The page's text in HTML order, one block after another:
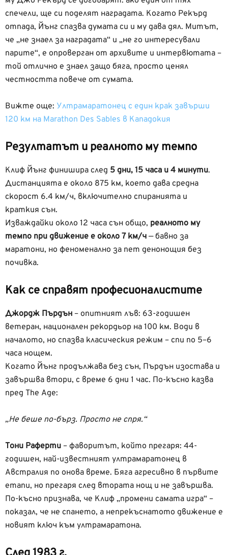
спечели, ще си поделят наградата. Когато Рекърд
отпада, Йънг спазва думата си и му дава дял. Митът,
че „не знаел за наградата“ и „не го интересували
парите“, е опроверган от архивите и интервютата –
той отлично е знаел защо бяга, просто ценял
честността повече от сумата.
Вижте още: Ултрамаратонец с един крак завърши
120 км на Marathon Des Sables в Кападокия
Резултатът и реалното му темпо
Клиф Йънг финишира след 5 дни, 15 часа и 4 минути.
Дистанцията е около 875 км, което дава средна
скорост 6.4 км/ч, включително спиранията и
краткия сън.
Изваждайки около 12 часа сън общо, реалното му
темпо при движение е около 7 км/ч — бавно за
маратони, но феноменално за пет денонощия без
почивка.
Как се справят професионалистите
Джордж Пърдън – опитният лъв: 63-годишен
ветеран, национален рекордьор на 100 км. Води в
началото, но спазва класическия режим – спи по 5–6
часа нощем.
Когато Йънг продължава без сън, Пърдън изостава и
завършва втори, с време 6 дни 1 час. По-късно казва
пред The Age:
„Не беше по-бърз. Просто не спря.“
Тони Раферти – фаворитът, който прегаря: 44-
годишен, най-известният ултрамаратонец в
Австралия по онова време. Бяга агресивно в първите
етапи, но прегаря след втората нощ и не завършва.
По-късно признава, че Клиф „промени самата игра“ –
показал, че не спането, а непрекъснатото движение е
новият ключ към ултрамаратона.